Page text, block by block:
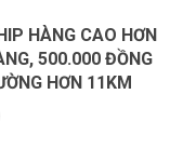
HÀNG CAO HƠN
500.000 ĐỒNG
HƠN 11KM